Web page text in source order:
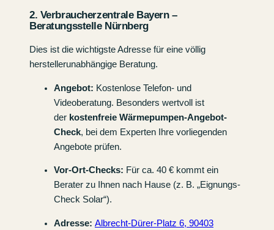
2. Verbraucherzentrale Bayern –
Beratungsstelle Nürnberg
Dies ist die wichtigste Adresse für eine völlig
herstellerunabhängige Beratung.
Angebot: Kostenlose Telefon- und
Videoberatung. Besonders wertvoll ist
der kostenfreie Wärmepumpen-Angebot-
Check, bei dem Experten Ihre vorliegenden
Angebote prüfen.
Vor-Ort-Checks: Für ca. 40 € kommt ein
Berater zu Ihnen nach Hause (z. B. „Eignungs-
Check Solar“).
Adresse: Albrecht-Dürer-Platz 6, 90403